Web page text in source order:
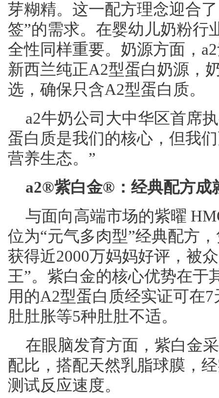
芽糊精。这一配方理念迎合
签”的需求。在婴幼儿奶粉行
全性同样重要。奶源方面，
新西兰纯正A2型蛋白奶源，
选，确保只含A2型蛋白质。
a2牛奶公司大中华区首席
蛋白质是我们的核心，但我
营养生态。”
a2®紫白金® ：经典配方
与面向高端市场的紫曜
位为“元气多肉型”经典配方
获得近2000万妈妈好评，被
王”。紫白金的核心优势在于
用的A2型蛋白质经实证可在
肚肚胀等5种肚肚不适。
在眼脑发育方面，紫白金
配比，搭配天然乳脂球膜，
测试反应速度。